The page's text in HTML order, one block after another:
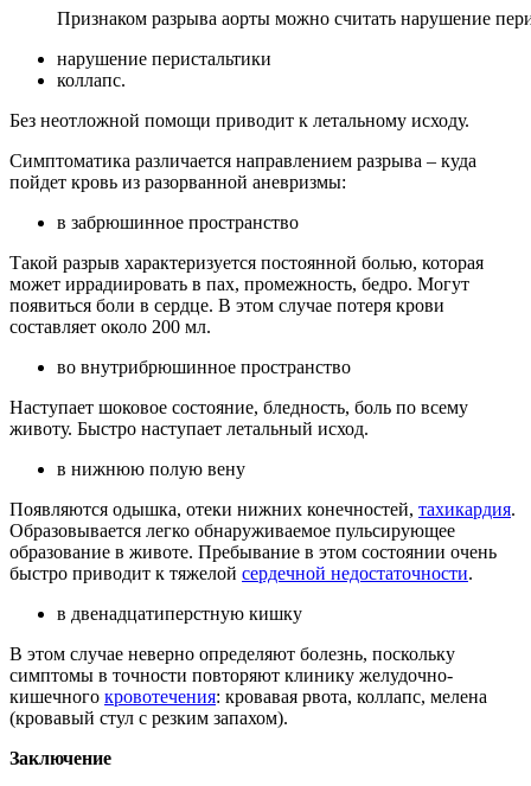
Признаком разрыва аорты можно считать нарушение
нарушение перистальтики
коллапс.
Без неотложной помощи приводит к летальному исходу.
Симптоматика различается направлением разрыва – куда
пойдет кровь из разорванной аневризмы:
в забрюшинное пространство
Такой разрыв характеризуется постоянной болью, которая
может иррадиировать в пах, промежность, бедро. Могут
появиться боли в сердце. В этом случае потеря крови
составляет около 200 мл.
во внутрибрюшинное пространство
Наступает шоковое состояние, бледность, боль по всему
животу. Быстро наступает летальный исход.
в нижнюю полую вену
Появляются одышка, отеки нижних конечностей, тахикардия.
Образовывается легко обнаруживаемое пульсирующее
образование в животе. Пребывание в этом состоянии очень
быстро приводит к тяжелой сердечной недостаточности.
в двенадцатиперстную кишку
В этом случае неверно определяют болезнь, поскольку
симптомы в точности повторяют клинику желудочно-
кишечного кровотечения: кровавая рвота, коллапс, мелена
(кровавый стул с резким запахом).
Заключение